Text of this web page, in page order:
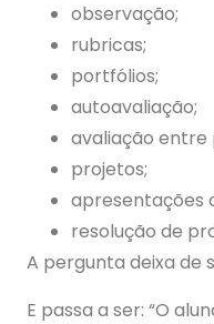
observação;
rubricas;
portfólios;
autoavaliação;
avaliação entre
projetos;
apresentações
resolução de
A pergunta deixa de
E passa a ser: “O